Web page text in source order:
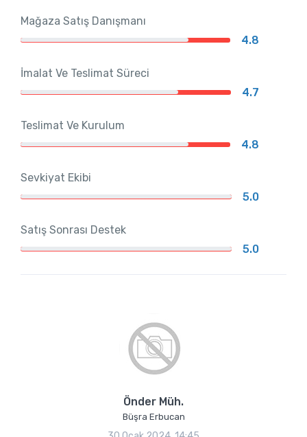
Mağaza Satış Danışmanı
4.8
İmalat Ve Teslimat Süreci
4.7
Teslimat Ve Kurulum
4.8
Sevkiyat Ekibi
5.0
Satış Sonrası Destek
5.0
Önder Müh.
Büşra Erbucan